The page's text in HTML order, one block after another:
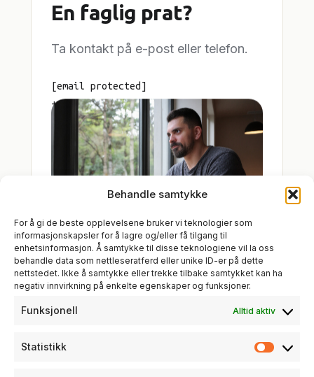
Behandle samtykke
For å gi de beste opplevelsene bruker vi teknologier som
informasjonskapsler for å lagre og/eller få tilgang til
enhetsinformasjon. Å samtykke til disse teknologiene vil la oss
behandle data som nettleseratferd eller unike ID-er på dette
nettstedet. Ikke å samtykke eller trekke tilbake samtykket kan ha
negativ innvirkning på enkelte egenskaper og funksjoner.
Funksjonell Alltid aktiv
Statistikk
En faglig prat?
Ta kontakt på e-post eller telefon.
[email protected]
+47 907 57 427
Kvernaland, Rogaland